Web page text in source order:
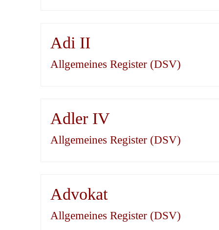
Adi II
Allgemeines Register (DSV)
Adler IV
Allgemeines Register (DSV)
Advokat
Allgemeines Register (DSV)